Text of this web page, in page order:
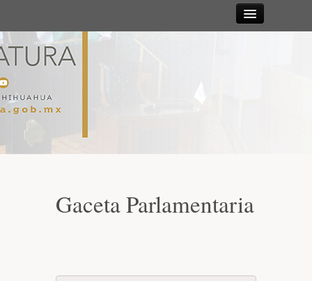
Mesa Directiva y Diputación Permanente
Gaceta Parlamentaria